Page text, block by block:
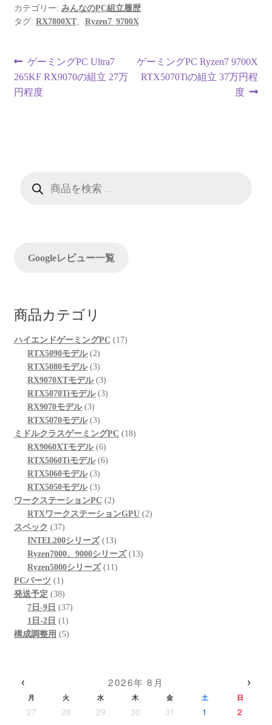
カテゴリー: みんなのPC組立履歴
タグ: RX7800XT、 Ryzen7_9700X
投
稿
ー
ン
前
の
投
ゲーミングPC Ultra7
265KF RX9070の組立 27万
円程度
次
の
ゲーミングPC Ryzen7 9700X
RTX5070Tiの組立 37万円程
度
Googleレビュー一覧
商品カテゴリ
ハイエンドゲーミングPC 1717
RTX5090モデル 22
個
の
商
RTX5080モデル 33
個
の
品
RX9070XTモデル 33
個
品
RTX5070Tiモデル 33
商
品
RX9070モデル 33
個
の
商
品
RTX5070モデル 33
個
の
商
品
ミドルクラスゲーミングPC 1818
RX9060XTモデル 66
個
品
RTX5060Tiモデル 66
商
品
RTX5060モデル 33
個
の
商
RTX5050モデル 33
個
の
品
ワークステーションPC 22
個
商
品
RTXワークステーションGPU 22
スペック 3737
個
の
商
品
INTEL200シリーズ 1313
個
の
Ryzen7000、9000シリーズ 1313
Ryzen5000シリーズ 1111
PCパーツ 11
個
の
商
品
発送予定 3838
個
の
商
7日-9日 3737
1日-2日 11
個
構成調整用 55
‹ 2026年 8月 ›
月 火 水 木 金 土 日
27 28 29 30 31 1
2